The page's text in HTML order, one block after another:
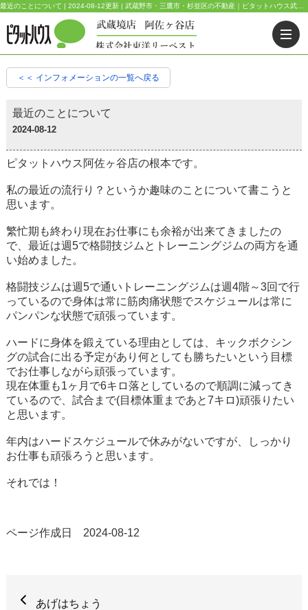
＜＜ インフォメーションの一覧へ戻る
最近のことについて
2024-08-12
ピタットハウス阿佐ヶ谷店の根本です。
私の最近の流行り？というか趣味のことについて書こうと
思います。
繁忙期も終わり現在お仕事にも余裕が出来てきましたの
で、最近は週5で格闘技ジムとトレーニングジムの両方を通
い始めました。
格闘技ジムは週5で通いトレーニングジムは週4階～3回で行
っているので身体は常に筋肉痛状態でスケジュールは常に
パンパンな状態で頑張っています。
ハードに身体を鍛えている理由としては、キックボクシン
グの試合に出る予定があり何としても勝ちたいという目標
でお仕事しながら頑張っています。
現在体重も1ヶ月で6キロ落としているので順調に減ってき
ているので、試合まで(目標体重まであと7キロ)頑張りたい
と思います。
年内はハードスケジュールで休みがないですが、しっかり
お仕事も頑張ろうと思います。
それでは！
ページ作成日 2024-08-12
あげはちょう